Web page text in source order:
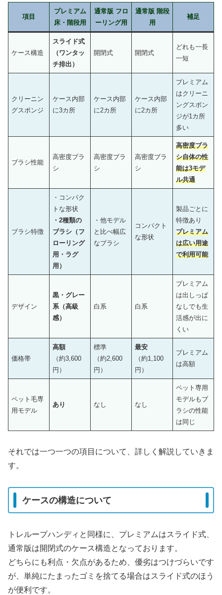
項目
プレミアム
床・階段用
通常版 フロ
ーリング用
通常版 階段
用
補足
ケース構造
スライド式
（ワンタッ
チ排出）
開閉式 開閉式
どれも一長
一短
クリーニン
グスポンジ
ケース内部
に3カ所
ケース内部
に2カ所
ケース内部
に2カ所
プレミアム
はクリーニ
ングスポン
ジが1カ所
多い
ブラシ性能
高密度ブラ
シ
高密度ブラ
シ
高密度ブラ
シ
高密度ブラ
シ自体の性
能は3モデ
ル共通
ブラシ特徴
・コンパク
トな形状
・2種類の
ブラシ（フ
ローリング
用・ラグ
用）
・他モデル
と比べ幅広
なブラシ
コンパクト
な形状
製品ごとに
特徴あり
プレミアム
は広い用途
で利用可能
デザイン
黒・グレー
系（高級
感）
白系 白系
プレミアム
は出しっぱ
なしでも生
活感が出に
くい
価格帯
高額
（約3,600
円）
標準
（約2,600
円）
最安
（約1,100
円）
プレミアム
は高額
ペット毛専
用モデル
あり なし なし
ペット専用
モデルもブ
ラシの性能
は同じ
それでは一つ一つの項目について、詳しく解説していきま
す。
ケースの構造について
トレループハンディと同様に、プレミアムはスライド式、
通常版は開閉式のケース構造となっております。
どちらにも利点・欠点があるため、優劣はつけづらいです
が、単純にたまったゴミを捨てる場合はスライド式のほう
が便利です。